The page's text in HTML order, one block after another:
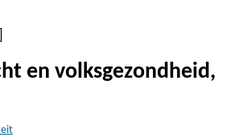
en volksgezondheid,